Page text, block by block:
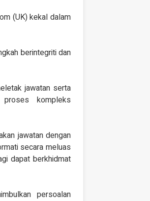
(UK) kekal dalam
berintegriti dan
jawatan serta
proses kompleks
jawatan dengan
secara meluas
dapat berkhidmat
persoalan